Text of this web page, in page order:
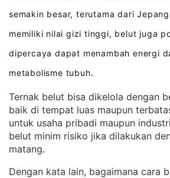
semakin besar, terutama dari
memiliki nilai gizi tinggi, belut juga
dipercaya dapat menambah energi
metabolisme tubuh.
Ternak belut bisa dikelola dengan
baik di tempat luas maupun
untuk usaha pribadi maupun industri
belut minim risiko jika dilakukan
matang.
Dengan kata lain, bagaimana cara